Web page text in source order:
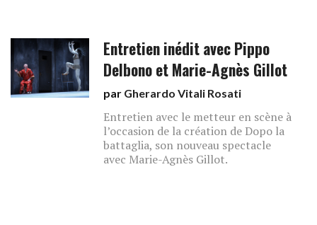
Entretien inédit avec Pippo
Delbono et Marie-Agnès Gillot
par Gherardo Vitali Rosati
Entretien avec le metteur en scène à
l’occasion de la création de Dopo la
battaglia, son nouveau spectacle
avec Marie-Agnès Gillot.